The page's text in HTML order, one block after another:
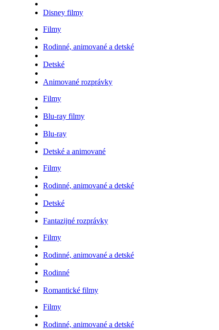
Disney filmy
Filmy
Rodinné, animované a detské
Detské
Animované rozprávky
Filmy
Blu-ray filmy
Blu-ray
Detské a animované
Filmy
Rodinné, animované a detské
Detské
Fantazijné rozprávky
Filmy
Rodinné, animované a detské
Rodinné
Romantické filmy
Filmy
Rodinné, animované a detské